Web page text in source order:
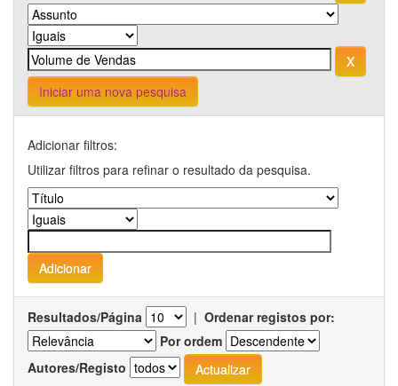
Iniciar uma nova pesquisa
Adicionar filtros:
Utilizar filtros para refinar o resultado da pesquisa.
Resultados/Página | Ordenar registos por:
Por ordem
Autores/Registo